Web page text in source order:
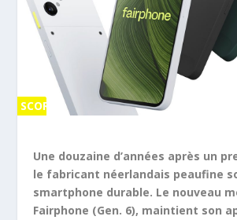
SCORE
SCORE
Une douzaine d’années après un
le fabricant néerlandais peaufine
smartphone durable. Le nouveau
Fairphone (Gen. 6), maintient son